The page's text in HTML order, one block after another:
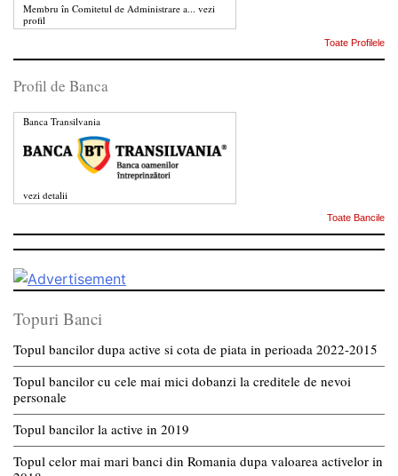
Membru în Comitetul de Administrare a... vezi
profil
Toate Profilele
Profil de Banca
Banca Transilvania
vezi detalii
Toate Bancile
Topuri Banci
Topul bancilor dupa active si cota de piata in perioada 2022-2015
Topul bancilor cu cele mai mici dobanzi la creditele de nevoi
personale
Topul bancilor la active in 2019
Topul celor mai mari banci din Romania dupa valoarea activelor in